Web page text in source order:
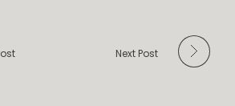
Next Post